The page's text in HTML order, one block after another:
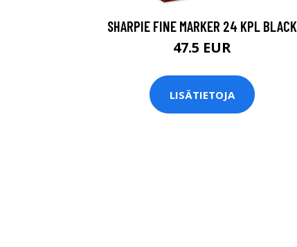
SHARPIE FINE MARKER 24 KPL BLACK
47.5 EUR
LISÄTIETOJA